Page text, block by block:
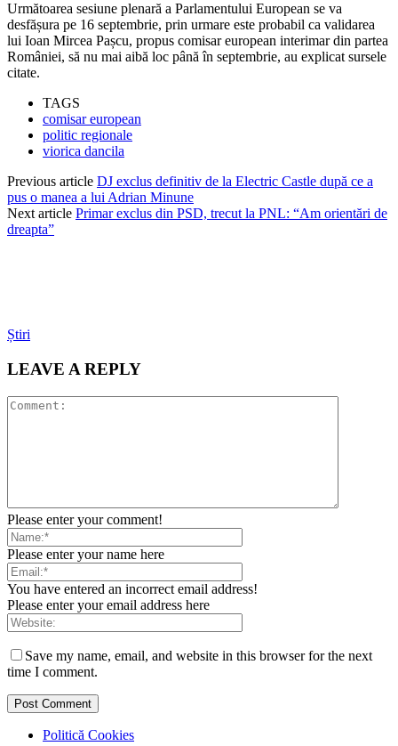
Următoarea sesiune plenară a Parlamentului European se va
desfășura pe 16 septembrie, prin urmare este probabil ca validarea
lui Ioan Mircea Pașcu, propus comisar european interimar din partea
României, să nu mai aibă loc până în septembrie, au explicat sursele
citate.
TAGS
comisar european
politic regionale
viorica dancila
Previous article DJ exclus definitiv de la Electric Castle după ce a
pus o manea a lui Adrian Minune
Next article Primar exclus din PSD, trecut la PNL: “Am orientări de
dreapta”
Știri
LEAVE A REPLY
Please enter your comment!
Please enter your name here
You have entered an incorrect email address!
Please enter your email address here
Save my name, email, and website in this browser for the next
time I comment.
Politică Cookies